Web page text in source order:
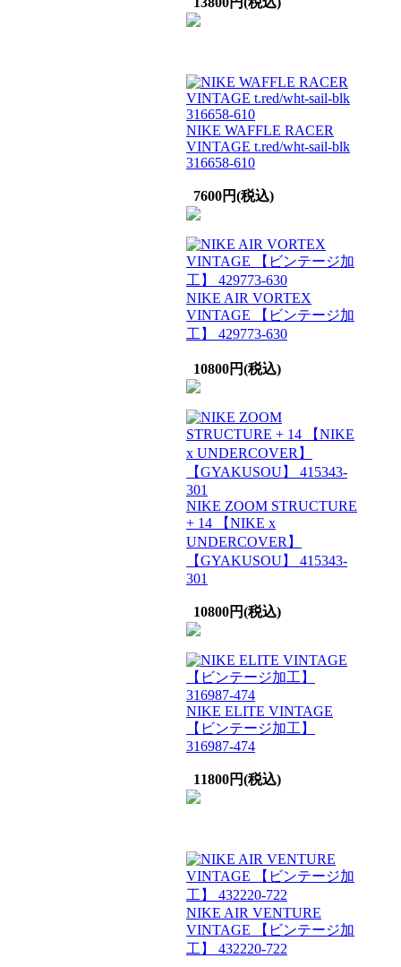
NIKE WAFFLE RACER
VINTAGE t.red/wht-sail-blk
316658-610
7600円(税込)
NIKE AIR VORTEX
VINTAGE 【ビンテージ加
工】 429773-630
10800円(税込)
NIKE ZOOM STRUCTURE
+ 14 【NIKE x
UNDERCOVER】
【GYAKUSOU】 415343-
301
10800円(税込)
NIKE ELITE VINTAGE
【ビンテージ加工】
316987-474
11800円(税込)
NIKE AIR VENTURE
VINTAGE 【ビンテージ加
工】 432220-722